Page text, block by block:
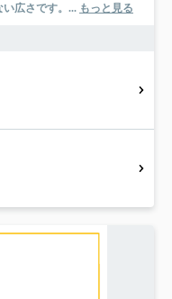
い広さです。... もっと見る